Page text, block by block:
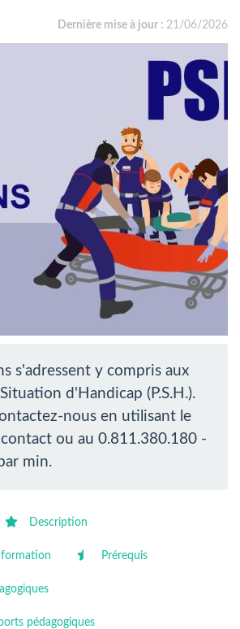
Dernière mise à jour : 21/06/2026
s'adressent y compris aux
d'Handicap (P.S.H.).
nous en utilisant le
ou au 0.811.380.180 -
min.
Description
Prérequis
pédagogiques